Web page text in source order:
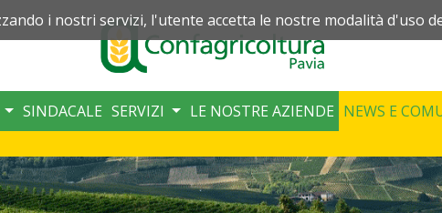
SINDACALE SERVIZI LE NOSTRE AZIENDE NEWS E
i nostri servizi, l'utente accetta le nostre modalità d'uso